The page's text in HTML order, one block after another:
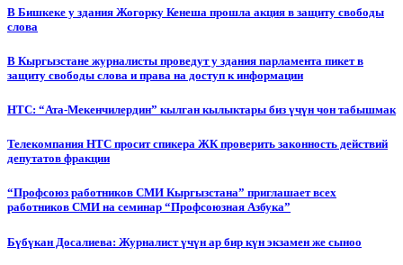
В Бишкеке у здания Жогорку Кенеша прошла акция в защиту свободы
слова
В Кыргызстане журналисты проведут у здания парламента пикет в
защиту свободы слова и права на доступ к информации
НТС: “Ата-Мекенчилердин” кылган кылыктары биз үчүн чон табышмак
Телекомпания НТС просит спикера ЖК проверить законность действий
депутатов фракции
“Профсоюз работников СМИ Кыргызстана” приглашает всех
работников СМИ на семинар “Профсоюзная Азбука”
Бүбүкан Досалиева: Журналист үчүн ар бир күн экзамен же сыноо